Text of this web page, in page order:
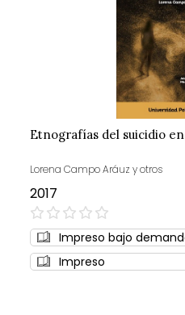
Etnografías del suicidio
Lorena Campo Aráuz y otros
2017
0%
Impreso bajo
Impreso